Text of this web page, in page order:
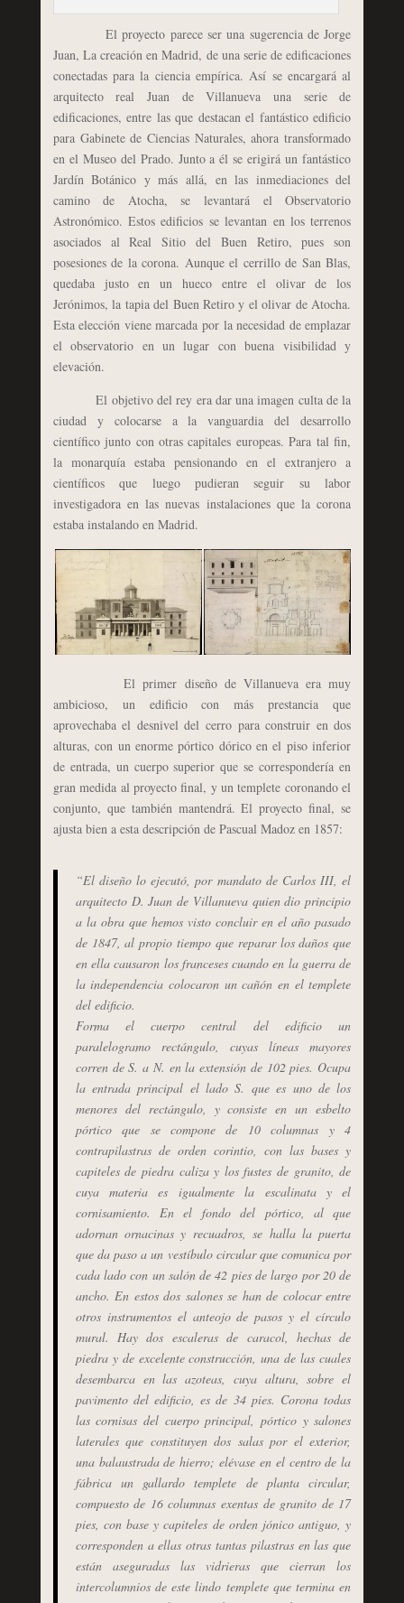
El proyecto parece ser una sugerencia de Jorge
Juan, La creación en Madrid, de una serie de edificaciones
conectadas para la ciencia empírica. Así se encargará al
arquitecto real Juan de Villanueva una serie de
edificaciones, entre las que destacan el fantástico edificio
para Gabinete de Ciencias Naturales, ahora transformado
en el Museo del Prado. Junto a él se erigirá un fantástico
Jardín Botánico y más allá, en las inmediaciones del
camino de Atocha, se levantará el Observatorio
Astronómico. Estos edificios se levantan en los terrenos
asociados al Real Sitio del Buen Retiro, pues son
posesiones de la corona. Aunque el cerrillo de San Blas,
quedaba justo en un hueco entre el olivar de los
Jerónimos, la tapia del Buen Retiro y el olivar de Atocha.
Esta elección viene marcada por la necesidad de emplazar
el observatorio en un lugar con buena visibilidad y
elevación.
El objetivo del rey era dar una imagen culta de la
ciudad y colocarse a la vanguardia del desarrollo
científico junto con otras capitales europeas. Para tal fin,
la monarquía estaba pensionando en el extranjero a
científicos que luego pudieran seguir su labor
investigadora en las nuevas instalaciones que la corona
estaba instalando en Madrid.
El primer diseño de Villanueva era muy
ambicioso, un edificio con más prestancia que
aprovechaba el desnivel del cerro para construir en dos
alturas, con un enorme pórtico dórico en el piso inferior
de entrada, un cuerpo superior que se correspondería en
gran medida al proyecto final, y un templete coronando el
conjunto, que también mantendrá. El proyecto final, se
ajusta bien a esta descripción de Pascual Madoz en 1857:
“El diseño lo ejecutó, por mandato de Carlos III, el
arquitecto D. Juan de Villanueva quien dio principio
a la obra que hemos visto concluir en el año pasado
de 1847, al propio tiempo que reparar los daños que
en ella causaron los franceses cuando en la guerra de
la independencia colocaron un cañón en el templete
del edificio.
Forma el cuerpo central del edificio un
paralelogramo rectángulo, cuyas líneas mayores
corren de S. a N. en la extensión de 102 pies. Ocupa
la entrada principal el lado S. que es uno de los
menores del rectángulo, y consiste en un esbelto
pórtico que se compone de 10 columnas y 4
contrapilastras de orden corintio, con las bases y
capiteles de piedra caliza y los fustes de granito, de
cuya materia es igualmente la escalinata y el
cornisamiento. En el fondo del pórtico, al que
adornan ornacinas y recuadros, se halla la puerta
que da paso a un vestíbulo circular que comunica por
cada lado con un salón de 42 pies de largo por 20 de
ancho. En estos dos salones se han de colocar entre
otros instrumentos el anteojo de pasos y el círculo
mural. Hay dos escaleras de caracol, hechas de
piedra y de excelente construcción, una de las cuales
desembarca en las azoteas, cuya altura, sobre el
pavimento del edificio, es de 34 pies. Corona todas
las cornisas del cuerpo principal, pórtico y salones
laterales que constituyen dos salas por el exterior,
una balaustrada de hierro; elévase en el centro de la
fábrica un gallardo templete de planta circular,
compuesto de 16 columnas exentas de granito de 17
pies, con base y capiteles de orden jónico antiguo, y
corresponden a ellas otras tantas pilastras en las que
están aseguradas las vidrieras que cierran los
intercolumnios de este lindo templete que termina en